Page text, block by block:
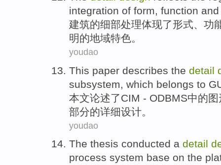
integration of form, function
建筑的细部处理体现了形式、 功
明的地域特色。
youdao
This paper describes the detail
subsystem, which belongs to
本文论述了CIM - ODBMS中的
部分的详细设计。
youdao
The thesis conducted a detail
process system base on the